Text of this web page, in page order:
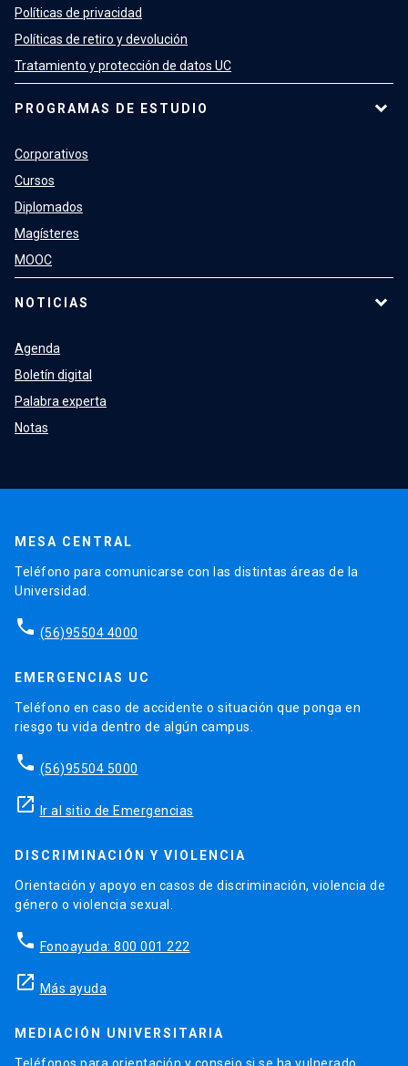
Políticas de privacidad
Políticas de retiro y devolución
Tratamiento y protección de datos UC
PROGRAMAS DE ESTUDIO
Corporativos
Cursos
Diplomados
Magísteres
MOOC
NOTICIAS
Agenda
Boletín digital
Palabra experta
Notas
MESA CENTRAL
Teléfono para comunicarse con las distintas áreas de la
Universidad.
phone (56)95504 4000
EMERGENCIAS UC
Teléfono en caso de accidente o situación que ponga en
riesgo tu vida dentro de algún campus.
phone (56)95504 5000
launch Ir al sitio de Emergencias
DISCRIMINACIÓN Y VIOLENCIA
Orientación y apoyo en casos de discriminación, violencia de
género o violencia sexual.
phone Fonoayuda: 800 001 222
launch Más ayuda
MEDIACIÓN UNIVERSITARIA